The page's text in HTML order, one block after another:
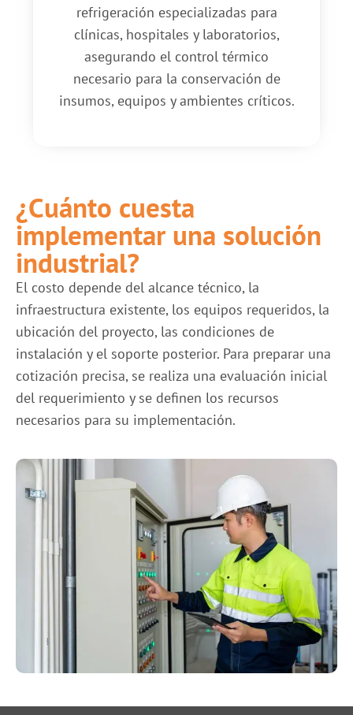
refrigeración especializadas para
clínicas, hospitales y laboratorios,
asegurando el control térmico
necesario para la conservación de
insumos, equipos y ambientes críticos.
¿Cuánto cuesta
implementar una solución
industrial?
El costo depende del alcance técnico, la
infraestructura existente, los equipos requeridos, la
ubicación del proyecto, las condiciones de
instalación y el soporte posterior. Para preparar una
cotización precisa, se realiza una evaluación inicial
del requerimiento y se definen los recursos
necesarios para su implementación.